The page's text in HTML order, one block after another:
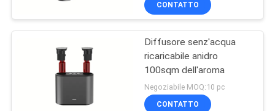
CONTATTO
Diffusore senz'acqua
ricaricabile anidro
100sqm dell'aroma
Negoziabile MOQ:10 pc
CONTATTO